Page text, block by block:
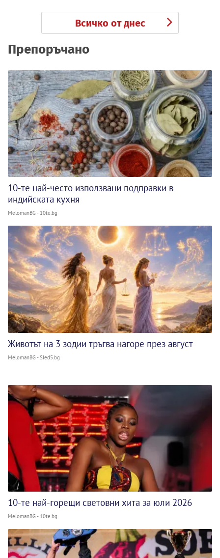
Всичко от днес
Препоръчано
10-те най-често използвани подправки в
индийската кухня
MelomanBG - 10te.bg
Животът на 3 зодии тръгва нагоре през август
MelomanBG - Sled5.bg
10-те най-горещи световни хита за юли 2026
MelomanBG - 10te.bg